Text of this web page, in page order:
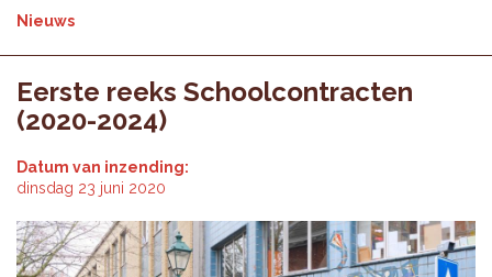
Nieuws
Eerste reeks Schoolcontracten
(2020-2024)
Datum van inzending:
dinsdag 23 juni 2020